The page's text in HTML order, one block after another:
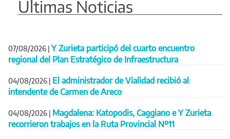
Últimas Noticias
07/08/2026 | Y Zurieta participó del cuarto encuentro
regional del Plan Estratégico de Infraestructura
04/08/2026 | El administrador de Vialidad recibió al
intendente de Carmen de Areco
04/08/2026 | Magdalena: Katopodis, Caggiano e Y Zurieta
recorrieron trabajos en la Ruta Provincial Nº11